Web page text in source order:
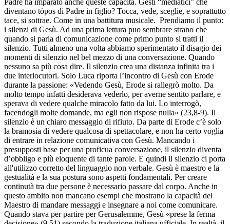
diventano tòpos di Padre in figlio? Tocca, vede, sceglie, e soprattutto
tace, si sottrae. Come in una battitura musicale. Prendiamo il punto:
i silenzi di Gesù. Ad una prima lettura puo sembrare strano che
quando si parla di comunicazione come primo punto si tratti il
silenzio. Tutti almeno una volta abbiamo sperimentato il disagio dei
momenti di silenzio nel bel mezzo di una conversazione. Quando
nessuno sa più cosa dire. Il silenzio crea una distanza infinita tra i
due interlocutori. Solo Luca riporta l’incontro di Gesù con Erode
durante la passione: «Vedendo Gesù, Erode si rallegrò molto. Da
molto tempo infatti desiderava vederlo, per averne sentito parlare, e
sperava di vedere qualche miracolo fatto da lui. Lo interrogò,
facendogli molte domande, ma egli non rispose nulla» (23,8-9). Il
silenzio è un chiaro messaggio di rifiuto. Da parte di Erode c’è solo
la bramosia di vedere qualcosa di spettacolare, e non ha certo voglia
di entrare in relazione comunicativa con Gesù. Mancando i
presupposti base per una proficua conversazione, il silenzio diventa
d’obbligo e più eloquente di tante parole. E quindi il silenzio ci porta
all'utilizzo corretto del linguaggio non verbale. Gesù è maestro e la
gestualità e la sua postura sono aspetti fondamentali. Per creare
continutà tra due persone è necessario passare dal corpo. Anche in
questo ambito non mancano esempi che mostrano la capacità del
Maestro di mandare messaggi e insegnare a noi come comunicare.
Quando stava per partire per Gerusalemme, Gesù «prese la ferma